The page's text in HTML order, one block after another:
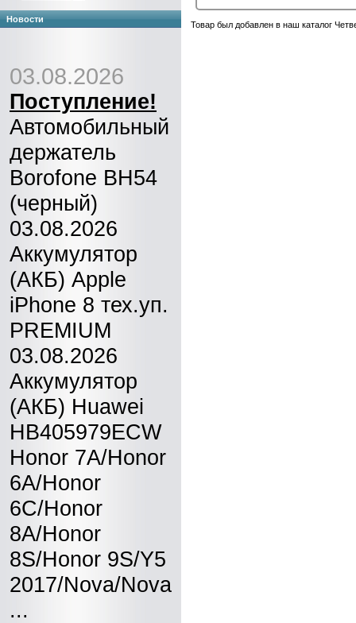
Новости
03.08.2026
Поступление!
Автомобильный
держатель
Borofone BH54
(черный)
03.08.2026
Аккумулятор
(АКБ) Apple
iPhone 8 тех.уп.
PREMIUM
03.08.2026
Аккумулятор
(АКБ) Huawei
HB405979ECW
Honor 7A/Honor
6A/Honor
6C/Honor
8A/Honor
8S/Honor 9S/Y5
2017/Nova/Nova
...
Товар был добавлен в наш каталог